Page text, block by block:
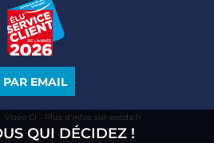
PAR EMAIL
Viséo CI - Plus d’infos sur escda.fr
QUI DÉCIDEZ !